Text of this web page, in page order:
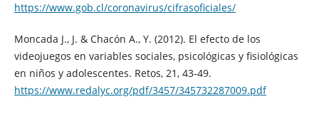
https://www.gob.cl/coronavirus/cifrasoficiales/
Moncada J., J. & Chacón A., Y. (2012). El efecto de los
videojuegos en variables sociales, psicológicas y fisiológicas
en niños y adolescentes. Retos, 21, 43-49.
https://www.redalyc.org/pdf/3457/345732287009.pdf